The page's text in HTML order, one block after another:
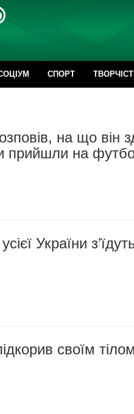
СПОРТ
на що він
прийшли на
України
своїм